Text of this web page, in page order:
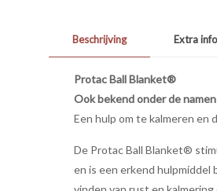
Beschrijving Extra
Protac Ball Blanket®
Ook bekend onder de
Een hulp om te kalmeren en
De Protac Ball Blanket®
en is een erkend hulpmiddel